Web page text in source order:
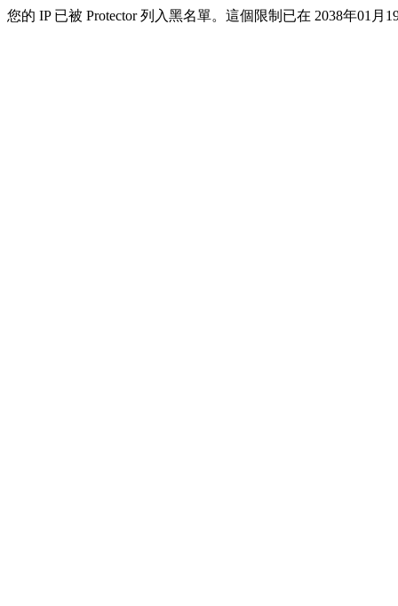
您的 IP 已被 Protector 列入黑名單。這個限制已在 2038年01月